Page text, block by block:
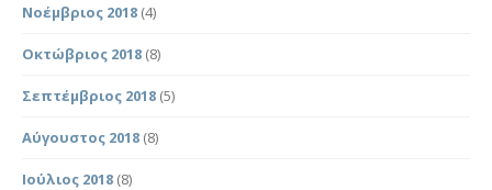
Νοέμβριος 2018 (4)
Οκτώβριος 2018 (8)
Σεπτέμβριος 2018 (5)
Αύγουστος 2018 (8)
Ιούλιος 2018 (8)